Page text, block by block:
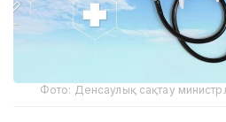
Фото: Денсаулық сақтау